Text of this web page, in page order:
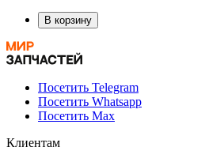
В корзину
Посетить Telegram
Посетить Whatsapp
Посетить Max
Клиентам